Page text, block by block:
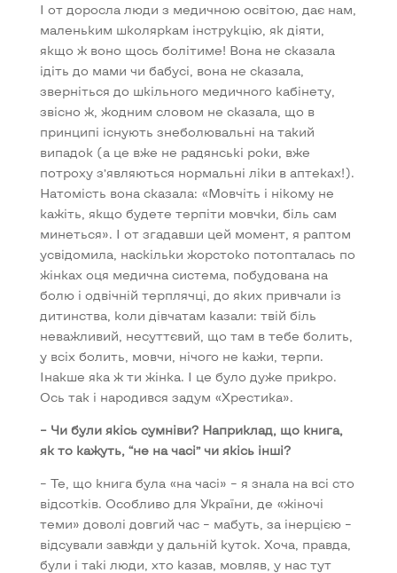
І от доросла люди з медичною освітою, дає нам,
маленьким школяркам інструкцію, як діяти,
якщо ж воно щось болітиме! Вона не сказала
ідіть до мами чи бабусі, вона не сказала,
зверніться до шкільного медичного кабінету,
звісно ж, жодним словом не сказала, що в
принципі існують знеболювальні на такий
випадок (а це вже не радянські роки, вже
потроху з’являються нормальні ліки в аптеках!).
Натомість вона сказала: «Мовчіть і нікому не
кажіть, якщо будете терпіти мовчки, біль сам
минеться». І от згадавши цей момент, я раптом
усвідомила, наскільки жорстоко потопталась по
жінках оця медична система, побудована на
болю і одвічній терплячці, до яких привчали із
дитинства, коли дівчатам казали: твій біль
неважливий, несуттєвий, що там в тебе болить,
у всіх болить, мовчи, нічого не кажи, терпи.
Інакше яка ж ти жінка. І це було дуже прикро.
Ось так і народився задум «Хрестика».
– Чи були якісь сумніви? Наприклад, що книга,
як то кажуть, “не на часі” чи якісь інші?
– Те, що книга була «на часі» – я знала на всі сто
відсотків. Особливо для України, де «жіночі
теми» доволі довгий час – мабуть, за інерцією –
відсували завжди у дальній куток. Хоча, правда,
були і такі люди, хто казав, мовляв, у нас тут